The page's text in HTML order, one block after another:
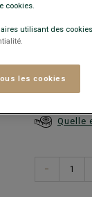
Quelle
−
cookies.
utilisant des
les cookies